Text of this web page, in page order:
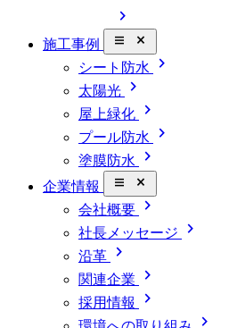
chevron_right
施工事例 close_small
シート防水 chevron_right
太陽光 chevron_right
屋上緑化 chevron_right
プール防水 chevron_right
塗膜防水 chevron_right
企業情報 close_small
会社概要 chevron_right
社長メッセージ chevron_right
沿革 chevron_right
関連企業 chevron_right
採用情報 chevron_right
chevron_right